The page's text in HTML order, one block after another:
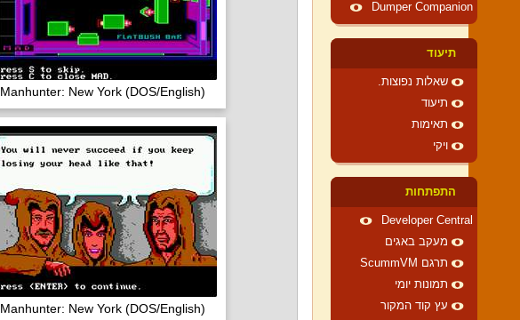
Manhunter: New York (DOS/English)
Manhunter: New York (DOS/English)
Dumper Companion
תיעוד
שאלות נפוצות.
תיעוד
תאימות
ויקי
התפתחות
Developer Central
מעקב באגים
תרגם ScummVM
תמונות יומי
עץ קוד המקור